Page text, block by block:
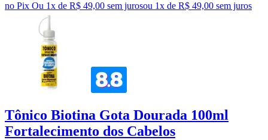
no Pix Ou 1x de R$ 49,00 sem jurosou 1x de R$ 49,00 sem juros
Tônico Biotina Gota Dourada 100ml
Fortalecimento dos Cabelos